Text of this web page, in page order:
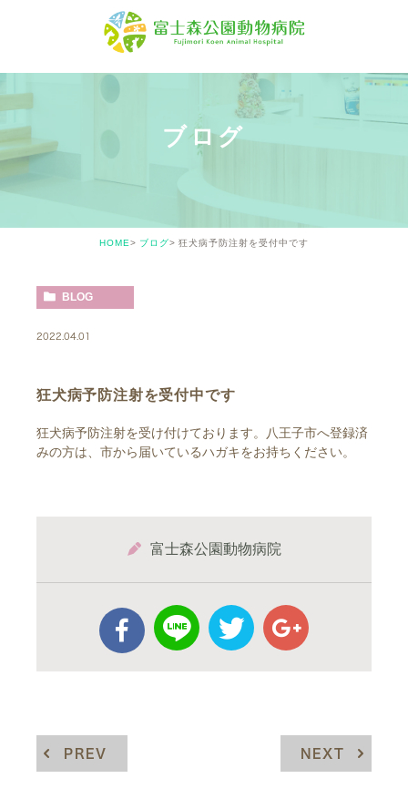
ブログ
HOME ブログ 狂犬病予防注射を受付中です
BLOG
2022.04.01
狂犬病予防注射を受付中です
狂犬病予防注射を受け付けております。八王子市へ登録済
みの方は、市から届いているハガキをお持ちください。
富士森公園動物病院
PREV NEXT